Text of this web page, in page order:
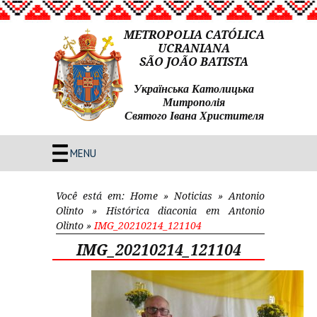
METROPOLIA CATÓLICA
UCRANIANA
SÃO JOÃO BATISTA
Українська Католицька
Митрополія
Святого Івана Христителя
MENU
Você está em: Home » Noticias » Antonio
Olinto » Histórica diaconia em Antonio
Olinto » IMG_20210214_121104
IMG_20210214_121104